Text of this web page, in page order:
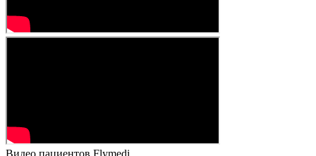
Видео пациентов Flymedi